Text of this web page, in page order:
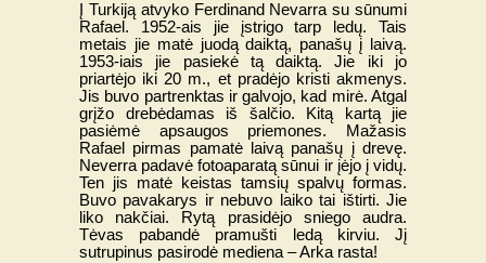
Į Turkiją atvyko Ferdinand Nevarra su sūnumi
Rafael. 1952-ais jie įstrigo tarp ledų. Tais
metais jie matė juodą daiktą, panašų į laivą.
1953-iais jie pasiekė tą daiktą. Jie iki jo
priartėjo iki 20 m., et pradėjo kristi akmenys.
Jis buvo partrenktas ir galvojo, kad mirė. Atgal
grįžo drebėdamas iš šalčio. Kitą kartą jie
pasiėmė apsaugos priemones. Mažasis
Rafael pirmas pamatė laivą panašų į drevę.
Neverra padavė fotoaparatą sūnui ir įėjo į vidų.
Ten jis matė keistas tamsių spalvų formas.
Buvo pavakarys ir nebuvo laiko tai ištirti. Jie
liko nakčiai. Rytą prasidėjo sniego audra.
Tėvas pabandė pramušti ledą kirviu. Jį
sutrupinus pasirodė mediena – Arka rasta!